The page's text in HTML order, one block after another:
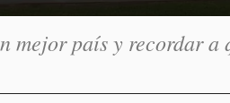
mejor país y recordar a